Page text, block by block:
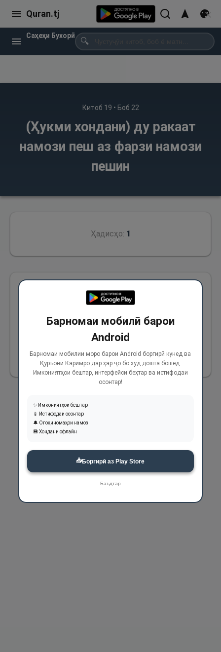
Quran.tj
Саҳеҳи Бухорӣ
🔍
Китоб 19 • Боб 22
(Ҳукми хондани) ду ракаат
намози пеш аз фарзи намози
пешин
Ҳадисҳо: 1
Аз Оиша (р) ривоят аст, ки Паёмбари Худо
(с) адои чаҳор ракаат намоз пеш аз фарзи
намози пешин ва ду ракаат намоз пеш аз
фарзи намози субҳро тарк намекарданд.
618
Барномаи мобилӣ барои
Android
Барномаи мобилии моро барои Android боргирӣ кунед ва
Қуръони Каримро дар ҳар ҷо бо худ дошта бошед.
Имкониятҳои бештар, интерфейси беҳтар ва истифодаи
осонтар!
✨ Имкониятҳои бештар
📱 Истифодаи осонтар
🔔 Огоҳиномаҳои намоз
💾 Хондани офлайн
📥Боргирӣ аз Play Store
Баъдтар